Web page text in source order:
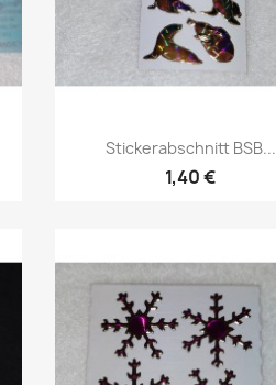
Stickerabschnitt BSB...
1,40 €